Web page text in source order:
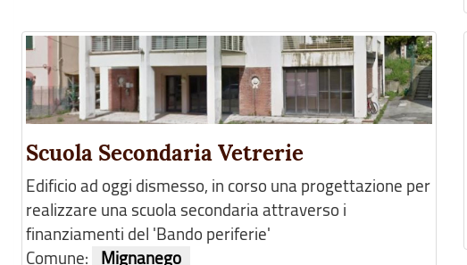
Scuola Secondaria Vetrerie
Edificio ad oggi dismesso, in corso una progettazione per
realizzare una scuola secondaria attraverso i
finanziamenti del 'Bando periferie'
Comune:
Mignanego